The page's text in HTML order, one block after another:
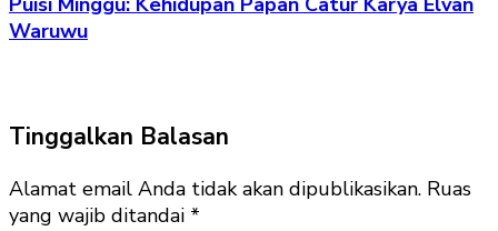
Waruwu
Tinggalkan Balasan
Alamat email Anda tidak akan dipublikasikan. Ruas
yang wajib ditandai *